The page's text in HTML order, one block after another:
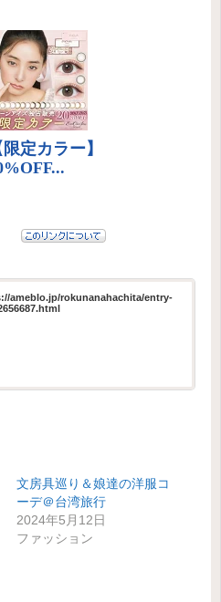
ameblo.jp/rokunanahachita/entry-
文房具巡り＆娘達の洋服コ
ーデ＠台湾旅行
2024年5月12日
ファッション